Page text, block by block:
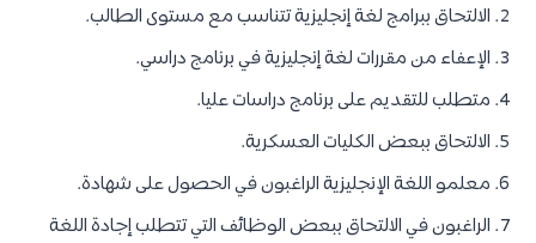
الالتحاق ببرامج لغة إنجليزية تتناسب مع مستوى الطالب.
الإعفاء من مقررات لغة إنجليزية في برنامج دراسي.
متطلب للتقديم على برنامج دراسات عليا.
الالتحاق ببعض الكليات العسكرية.
معلمو اللغة الإنجليزية الراغبون في الحصول على شهادة.
الراغبون في الالتحاق ببعض الوظائف التي تتطلب إجادة اللغة